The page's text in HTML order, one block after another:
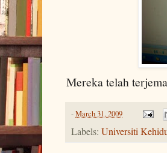
Mereka telah
-March 31, 2009
Labels: Universiti